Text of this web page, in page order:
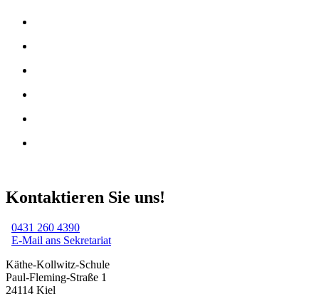
Kontaktieren Sie uns!
0431 260 4390
E-Mail ans Sekretariat
Käthe-Kollwitz-Schule
Paul-Fleming-Straße 1
24114 Kiel